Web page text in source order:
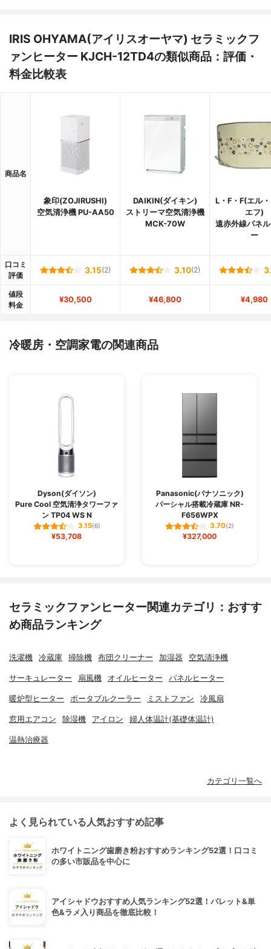
IRIS OHYAMA(アイリスオーヤマ) セラミックフ
ァンヒーター KJCH-12TD4の類似商品：評価・
料金比較表
商品名
象印(ZOJIRUSHI)
空気清浄機 PU-AA50
DAIKIN(ダイキン)
ストリーマ空気清浄機
MCK-70W
L・F・F(エル
エフ)
遠赤外線パネ
ー
口コミ
評価
3.15(2) 3.10(2)
値段
料金
¥30,500 ¥46,800 ¥4,980
冷暖房・空調家電の関連商品
Dyson(ダイソン)
Pure Cool 空気清浄タワーファ
ン TP04 WS N
3.15(6)
¥53,708
Panasonic(パナソニック)
パーシャル搭載冷蔵庫 NR-
F656WPX
3.70(2)
¥327,000
セラミックファンヒーター関連カテゴリ：おすす
め商品ランキング
洗濯機 冷蔵庫 掃除機 布団クリーナー 加湿器 空気清浄機
サーキュレーター 扇風機 オイルヒーター パネルヒーター
暖炉型ヒーター ポータブルクーラー ミストファン 冷風扇
窓用エアコン 除湿機 アイロン 婦人体温計(基礎体温計)
温熱治療器
カテゴリ一覧へ
よく見られている人気おすすめ記事
ホワイトニング歯磨き粉おすすめランキング52選！口コミ
の多い市販品を中心に
アイシャドウおすすめ人気ランキング52選！パレット&単
色&ラメ入り商品を徹底比較！